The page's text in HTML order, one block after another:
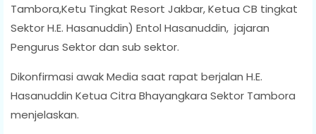
Tambora,Ketu Tingkat Resort Jakbar, Ketua CB tingkat
Sektor H.E. Hasanuddin) Entol Hasanuddin, jajaran
Pengurus Sektor dan sub sektor.
Dikonfirmasi awak Media saat rapat berjalan H.E.
Hasanuddin Ketua Citra Bhayangkara Sektor Tambora
menjelaskan.